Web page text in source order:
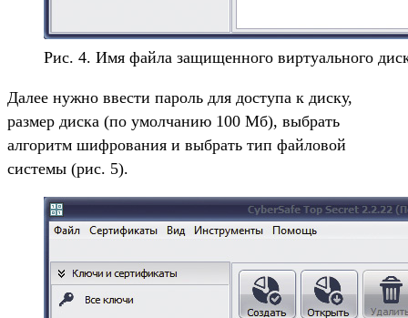
Рис. 4. Имя файла защищенного виртуального
Далее нужно ввести пароль для доступа к диску,
размер диска (по умолчанию 100 Мб), выбрать
алгоритм шифрования и выбрать тип файловой
системы (рис. 5).